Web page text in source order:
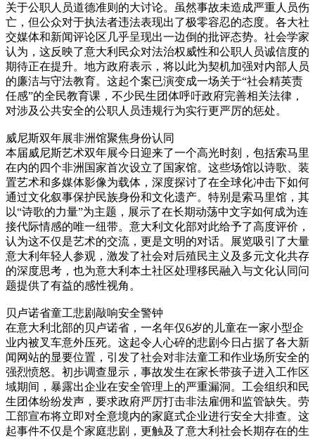
关于公职人员道德准则的大讨论。虽然事故未造成严重人员伤
亡，但公众对于执法者违法表现出了极零容忍的态度。各大社
交媒体和新闻评论区几乎呈现出一边倒的批评态势。社会学家
认为，这反映了意大利民众对法治权威性和公职人员诚信度的
期待正在提升。地方政府表示，将以此为契机加强对内部人员
的廉洁与守法教育。这起个案已演变成一场关于“社会精英责
任感”的全民教育课，不少民生团体呼吁政府完善相关法律，
对涉及公共安全的公职人员违规行为实行更严厉的惩处。
威尼斯双年展非洲馆聚焦身份认同
本届威尼斯艺术双年展今日迎来了一个高光时刻，包括索马里
在内的四个非洲国家首次设立了国家馆。这些场馆以诗歌、装
置艺术和多媒体影像为载体，深度探讨了在全球化冲击下如何
通过文化叙事保护民族身份和文化遗产。特别是索马里馆，其
以“诗歌的力量”为主题，展示了在长期动荡中文字如何成为连
接代际情感的唯一纽带。意大利文化部对此给予了高度评价，
认为这不仅是艺术的交流，更是文明的对话。展览吸引了大量
意大利年轻人参观，激发了社会对后殖民主义及多元文化共存
的深度思考，也为意大利本土社区处理移民融入与文化认同问
题提供了有益的感性视角。
贝卢诺省童工悲剧敲响安全警钟
在意大利北部的贝卢诺省，一名年仅6岁的儿童在一家小型企
业内被叉车意外压死。这起令人心碎的悲剧今日占据了各大新
闻网站的显要位置，引发了社会对非法童工和作业场所安全的
强烈愤怒。初步调查显示，事故发生在家长带孩子进入工作区
域期间，暴露出企业在安全管理上的严重漏洞。工会组织和民
生团体纷纷发声，要求政府严厉打击非法雇佣和监管缺失。劳
工部宣布将立即对全意境内的家庭式企业进行安全大排查。这
起事件不仅是个家庭悲剧，更触及了意大利社会长期存在的生